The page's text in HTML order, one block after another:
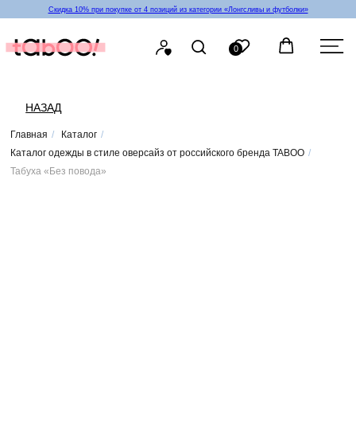
Скидка 10% при покупке от 4 позиций из категории «‎Лонгсливы и футболки»
Главная / Каталог /
Каталог одежды в стиле оверсайз от российского бренда TABOO /
Табуха «Без повода»